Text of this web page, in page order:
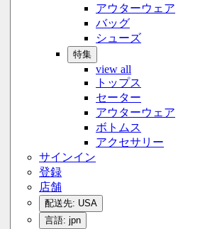
アウターウェア
バッグ
シューズ
特集
view all
トップス
セーター
アウターウェア
ボトムス
アクセサリー
サインイン
登録
店舗
配送先: USA
言語: jpn